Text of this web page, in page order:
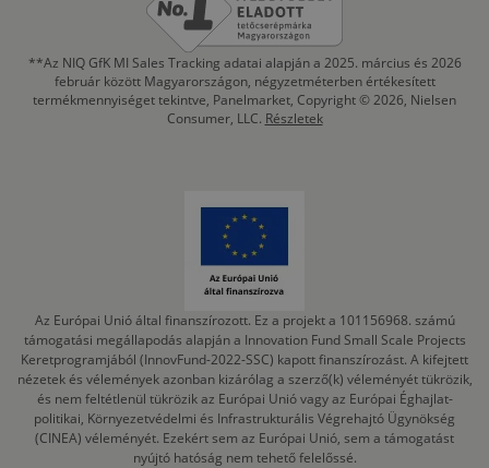
**Az NIQ GfK MI Sales Tracking adatai alapján a 2025. március és 2026
február között Magyarországon, négyzetméterben értékesített
termékmennyiséget tekintve, Panelmarket, Copyright © 2026, Nielsen
Consumer, LLC. Részletek
Az Európai Unió által finanszírozott. Ez a projekt a 101156968. számú
támogatási megállapodás alapján a Innovation Fund Small Scale Projects
Keretprogramjából (InnovFund-2022-SSC) kapott finanszírozást. A kifejtett
nézetek és vélemények azonban kizárólag a szerző(k) véleményét tükrözik,
és nem feltétlenül tükrözik az Európai Unió vagy az Európai Éghajlat-
politikai, Környezetvédelmi és Infrastrukturális Végrehajtó Ügynökség
(CINEA) véleményét. Ezekért sem az Európai Unió, sem a támogatást
nyújtó hatóság nem tehető felelőssé.